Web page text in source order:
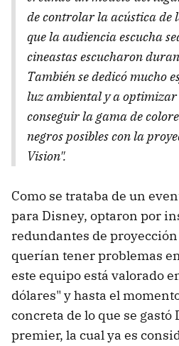
de controlar la acústica de
que la audiencia escucha
cineastas escucharon
También se dedicó mucho
luz ambiental y a
conseguir la gama de
negros posibles con la
Vision".
Como se trataba de un
para Disney, optaron por
redundantes de
querían tener problemas
este equipo está valorado
dólares" y hasta el
concreta de lo que se gastó
premier, la cual ya es